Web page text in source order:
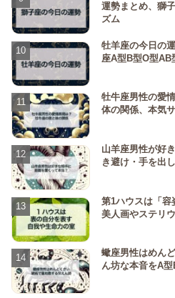
運勢まとめ、獅
ズム
牡羊座の今日の
座A型B型O型AB
牡牛座男性の愛
体の関係、本気
山羊座男性が好
き避け・手を出
第1ハウスは「容
美人画やステリ
蠍座男性はめん
ん坊な本音をA